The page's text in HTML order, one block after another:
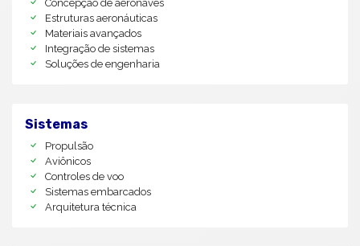
Concepção de aeronaves
Estruturas aeronáuticas
Materiais avançados
Integração de sistemas
Soluções de engenharia
Sistemas
Propulsão
Aviônicos
Controles de voo
Sistemas embarcados
Arquitetura técnica